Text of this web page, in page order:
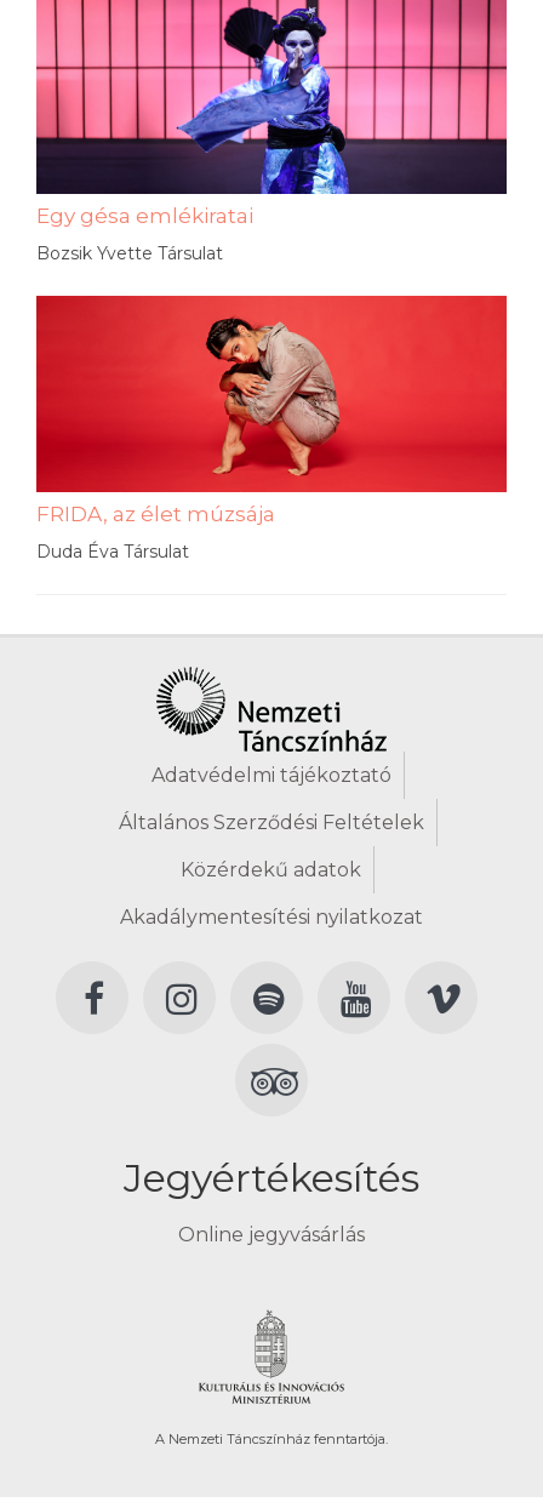
Egy gésa emlékiratai
Bozsik Yvette Társulat
FRIDA, az élet múzsája
Duda Éva Társulat
Adatvédelmi tájékoztató
Általános Szerződési Feltételek
Közérdekű adatok
Akadálymentesítési nyilatkozat
Jegyértékesítés
Online jegyvásárlás
A Nemzeti Táncszínház fenntartója.